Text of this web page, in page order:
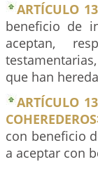
ARTÍCULO
beneficio de
aceptan,
que han
ARTÍCULO
con beneficio
a aceptar con